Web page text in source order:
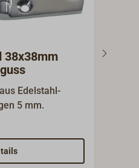
38x38mm
Edelstahl-
5 mm.